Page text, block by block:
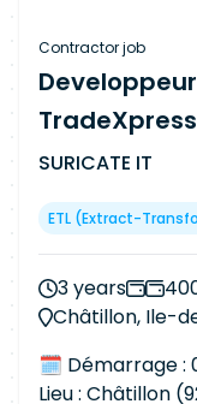
Contractor job
Developpeur
TradeXpress
SURICATE IT
ETL (Extract-
3 years
Châtillon, Ile-
🗓 Démarrage :
Lieu : Châtillon